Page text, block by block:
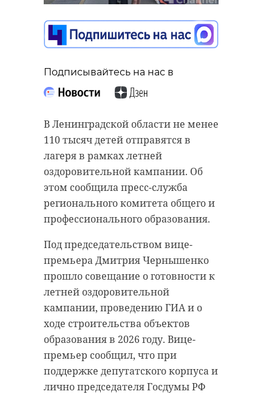
Подписывайтесь на нас в
В Ленинградской области не менее
110 тысяч детей отправятся в
лагеря в рамках летней
оздоровительной кампании. Об
этом сообщила пресс-служба
регионального комитета общего и
профессионального образования.
Под председательством вице-
премьера Дмитрия Чернышенко
прошло совещание о готовности к
летней оздоровительной
кампании, проведению ГИА и о
ходе строительства объектов
образования в 2026 году. Вице-
премьер сообщил, что при
поддержке депутатского корпуса и
лично председателя Госдумы РФ
Подписывайтесь на нас в
Госстройнадзор разрешил ввод в
рассчитанного на 240 мест, в
Мурино. Об этом сообщила пресс-
служба правительства
Ленинградской области.
Вице-губернатор Ленобласти
Евгений Барановский отметил
прогресс Мурино за последние
несколько лет. Начиная с 2021 года
в западной части города
построили 12 детских садов, 4
школы, поликлинику, отдел
полиции и два торговых центра.
"За этими цифрами
стоит нормальная
городская жизнь,
мошенников,
обманом
рублей
29 апреля, 16:45
Подписывайтесь на нас в
Сотрудники экономической
следователями ГСУ ГУ МВД России
и при поддержке Росгвардии
задержали участников схемы
мошенничества с банковскими
гарантиями. Статья -
"Мошенничество".
По версии следствия, в июле 2023
года двое руководителей
коммерческих компаний подали в